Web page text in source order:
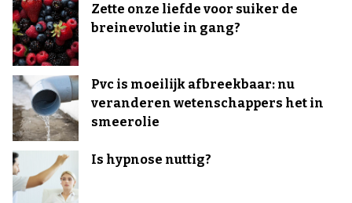
Zette onze liefde voor suiker de
breinevolutie in gang?
Pvc is moeilijk afbreekbaar: nu
veranderen wetenschappers het in
smeerolie
Is hypnose nuttig?